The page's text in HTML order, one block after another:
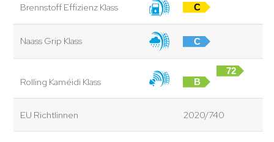
Brennstoff Effizienz Klass C
Naass Grip Klass C
Rolling Kaméidi Klass B
72
EU Richtlinnen 2020/740